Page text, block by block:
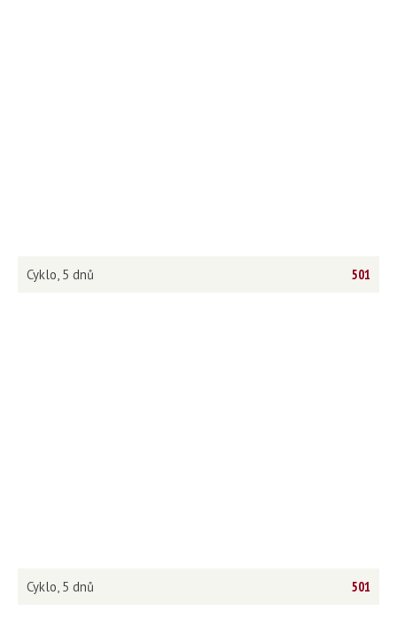
501
Cyklo, 5 dnů
501
Cyklo, 5 dnů